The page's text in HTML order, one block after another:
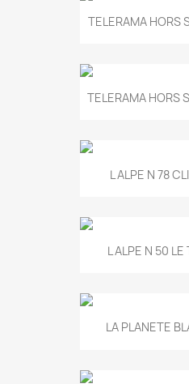
TELERAMA HORS
TELERAMA HORS
L ALPE N 78
L ALPE N 50
LA PLANETE